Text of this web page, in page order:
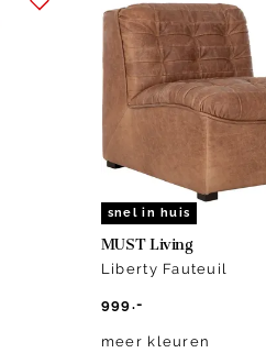
snel in huis
MUST Living
Liberty Fauteuil
999.-
meer kleuren